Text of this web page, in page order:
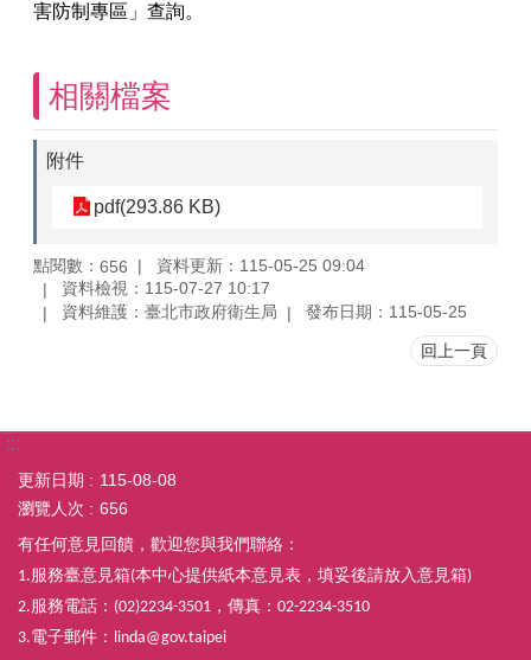
害防制專區」查詢。
相關檔案
附件
pdf(293.86 KB)
點閱數： 656
資料更新：115-05-25 09:04
資料檢視：115-07-27 10:17
資料維護：臺北市政府衛生局
發布日期：115-05-25
回上一頁
:::
更新日期
115-08-08
瀏覽人次
656
有任何意見回饋，歡迎您與我們聯絡：
1.服務臺意見箱(本中心提供紙本意見表，填妥後請放入意見箱)
2.服務電話： (02)2234-3501 ，傳真： 02-2234-3510
3.電子郵件： linda@gov.taipei